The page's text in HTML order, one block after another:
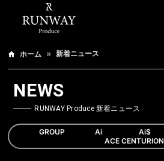
ホーム 新着ニュース
NEWS
RUNWAY Produce 新着ニュース
GROUP Ai Ai$
ACE CENTURION